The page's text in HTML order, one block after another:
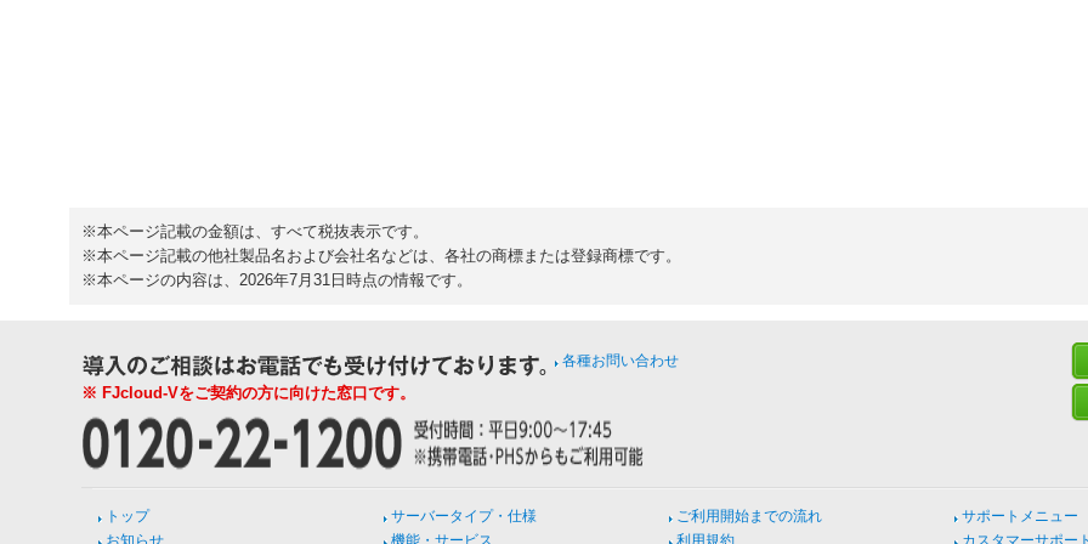
※本ページ記載の金額は、すべて税抜表示です。
※本ページ記載の他社製品名および会社名などは、各社の商標または登録商標です。
※本ページの内容は、2026年7月31日時点の情報です。
各種お問い合わせ
※ FJcloud-Vをご契約の方に向けた窓口です。
トップ
お知らせ
サーバータイプ・仕様
機能・サービス
ご利用開始までの流れ
利用規約
サポートメニュー
カスタマーサポー